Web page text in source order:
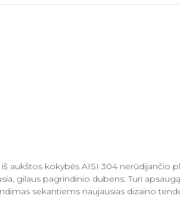
kokybės AISI 304 nerūdijančio
gilaus pagrindinio dubens. Turi
sekantiems naujausias dizaino